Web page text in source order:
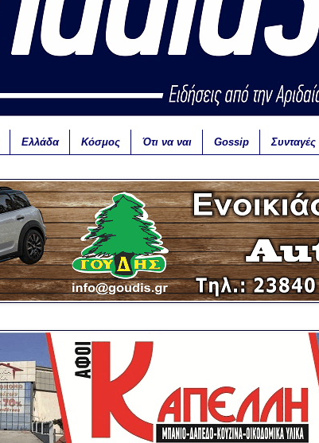
Ελλάδα Κόσμος Ότι να ναι Gossip Συνταγές